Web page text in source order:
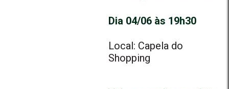
Dia 04/06 às 19h30
Local: Capela do
Shopping